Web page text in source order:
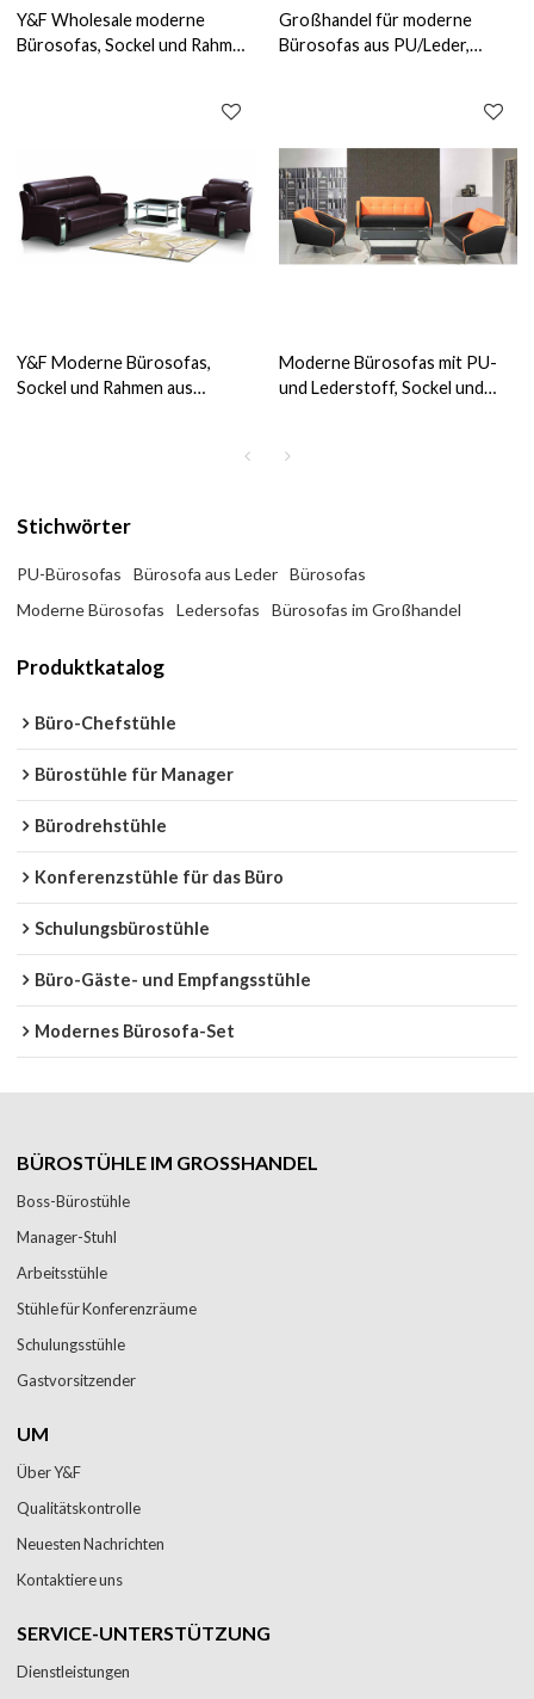
Y&F Wholesale moderne
Bürosofas, Sockel und Rahmen
Großhandel für moderne
Bürosofas aus PU/Leder,
Y&F Moderne Bürosofas,
Sockel und Rahmen aus
Moderne Bürosofas mit PU-
und Lederstoff, Sockel und
Stichwörter
PU-Bürosofas Bürosofa aus Leder
Bürosofas
Moderne Bürosofas
Ledersofas Bürosofas im Großhandel
Produktkatalog
Büro-Chefstühle
Bürostühle für Manager
Bürodrehstühle
Konferenzstühle für das Büro
Schulungsbürostühle
Büro-Gäste- und Empfangsstühle
Modernes Bürosofa-Set
BÜROSTÜHLE IM GROSSHANDEL
Boss-Bürostühle
Manager-Stuhl
Arbeitsstühle
Stühle für Konferenzräume
Schulungsstühle
Gastvorsitzender
UM
Über Y&F
Qualitätskontrolle
Neuesten Nachrichten
Kontaktiere uns
SERVICE-UNTERSTÜTZUNG
Dienstleistungen